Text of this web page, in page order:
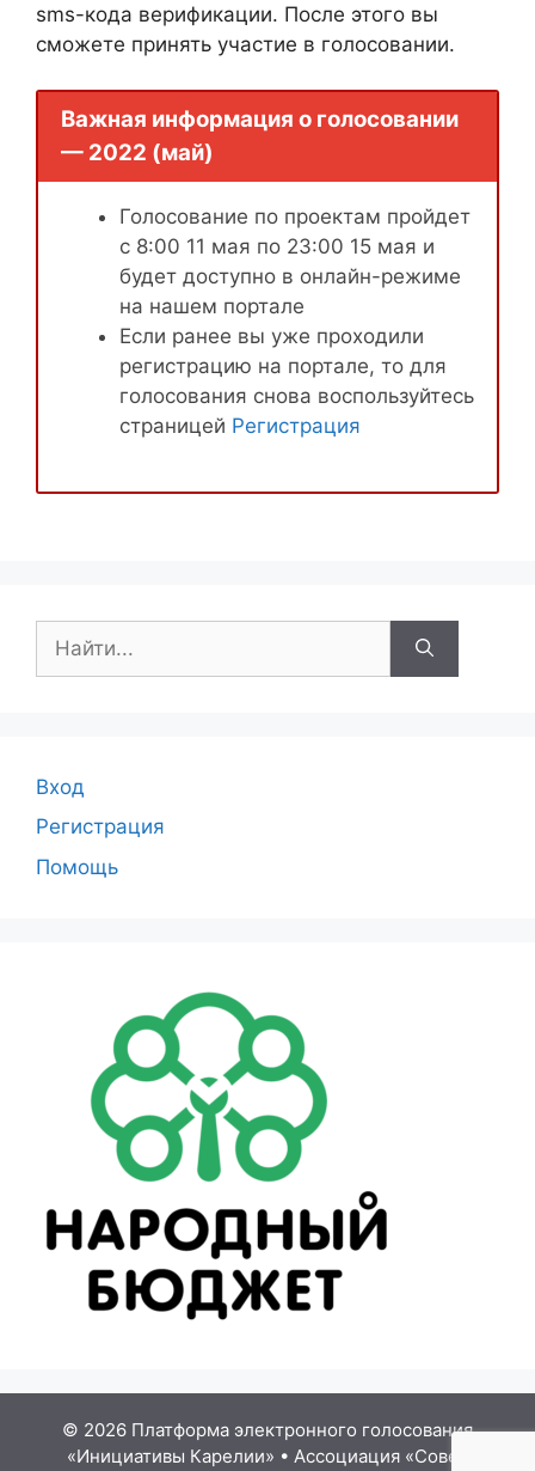
sms-кода верификации. После этого вы
сможете принять участие в голосовании.
Важная информация о голосовании
— 2022 (май)
Голосование по проектам пройдет
с 8:00 11 мая по 23:00 15 мая и
будет доступно в онлайн-режиме
на нашем портале
Если ранее вы уже проходили
регистрацию на портале, то для
голосования снова воспользуйтесь
страницей Регистрация
Вход
Регистрация
Помощь
© 2026 Платформа электронного голосования
«Инициативы Карелии» • Ассоциация «Совет